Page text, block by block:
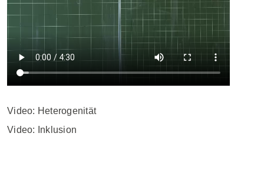
Video: Heterogenität
Video: Inklusion